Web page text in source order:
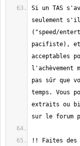
Si un TAS
seulement
("speed/
pacifiste), et
acceptables
l'achèvement
pas sûr que
temps. Vous
extraits ou